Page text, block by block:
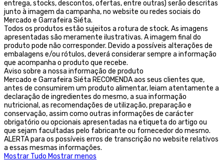
entrega, stocks, descontos, ofertas, entre outras) serão descritas
junto à imagem da campanha, no website ou redes sociais do
Mercado e Garrafeira Siéta.
Todos os produtos estão sujeitos a rotura de stock. As imagens
apresentadas são meramente ilustrativas. A imagem final do
produto pode não corresponder. Devido a possíveis alterações de
embalagens e/ou rótulos, deverá considerar sempre a informação
que acompanha o produto que recebe.
Aviso sobre a nossa informação de produto
Mercado e Garrafeira Siéta RECOMENDA aos seus clientes que,
antes de consumirem um produto alimentar, leiam atentamente a
declaração de ingredientes do mesmo, a sua informação
nutricional, as recomendações de utilização, preparação e
conservação, assim como outras informações de carácter
obrigatório ou opcionais apresentadas na etiqueta do artigo ou
que sejam facultadas pelo fabricante ou fornecedor do mesmo.
ALERTA para os possíveis erros de transcrição no website relativos
a essas mesmas informações.
Mostrar Tudo Mostrar menos